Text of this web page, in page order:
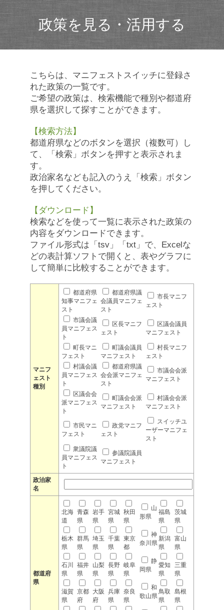
政策を見る・活用する
こちらは、マニフェストスイッチに登録さ
れた政策の一覧です。
ご希望の政策は、検索機能で種別や都道府
県を選択して探すことができます。
【検索方法】
都道府県などのボタンを選択（複数可）し
て、「検索」ボタンを押すと表示されま
す。
政治家名なども記入のうえ「検索」ボタン
を押してください。
【ダウンロード】
検索などを使って一覧に表示された政策の
内容をダウンロードできます。
ファイル形式は「tsv」「txt」で、Excelな
どの表計算ソフトで開くと、表やグラフに
して簡単に比較することができます。
マニフ
ェスト
種別
都道府県
知事マニフェ
スト
都道府県議
会議員マニフェ
スト
市長マニフ
ェスト
市議会議
員マニフェス
ト
区長マニフ
ェスト
区議会議員
マニフェスト
町長マニ
フェスト
町議会議員
マニフェスト
村長マニフ
ェスト
村議会議
員マニフェス
ト
都道府県議
会会派マニフェ
スト
市議会会派
マニフェスト
区議会会
派マニフェス
ト
町議会会派
マニフェスト
村議会会派
マニフェスト
市民マニ
フェスト
政党マニフ
ェスト
スイッチユ
ーザーマニフェ
スト
衆議院議
員マニフェス
ト
参議院議員
マニフェスト
政治家
名
都道府
県
北海
道
青森
県
岩手
県
宮城
県
秋田
県
山
形県
福島
県
茨城
県
栃木
県
群馬
県
埼玉
県
千葉
県
東京
都
神
奈川県
新潟
県
富山
県
石川
県
福井
県
山梨
県
長野
県
岐阜
県
静
岡県
愛知
県
三重
県
滋賀
県
京都
府
大阪
府
兵庫
県
奈良
県
和
歌山県
鳥取
県
島根
県